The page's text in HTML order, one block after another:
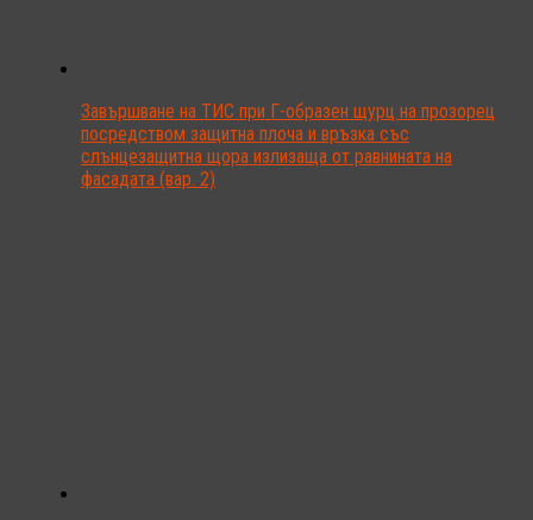
Завършване на ТИС при Г-образен щурц на прозорец
посредством защитна плоча и връзка със
слънцезащитна щора излизаща от равнината на
фасадата (вар. 2)